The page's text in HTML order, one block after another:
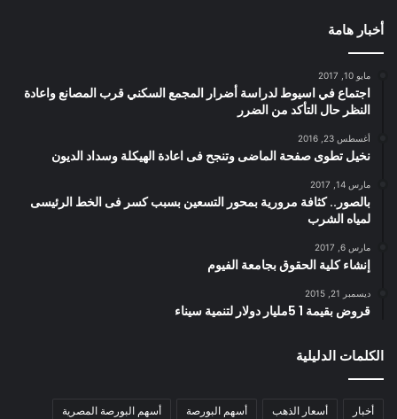
أخبار هامة
مايو 10, 2017
اجتماع في اسيوط لدراسة أضرار المجمع السكني قرب المصانع واعادة
النظر حال التأكد من الضرر
أغسطس 23, 2016
نخيل تطوى صفحة الماضى وتنجح فى اعادة الهيكلة وسداد الديون
مارس 14, 2017
بالصور.. كثافة مرورية بمحور التسعين بسبب كسر فى الخط الرئيسى
لمياه الشرب
مارس 6, 2017
إنشاء كلية الحقوق بجامعة الفيوم
ديسمبر 21, 2015
قروض بقيمة 1 5مليار دولار لتنمية سيناء
الكلمات الدليلية
أخبار أسعار الذهب أسهم البورصة أسهم البورصة المصرية